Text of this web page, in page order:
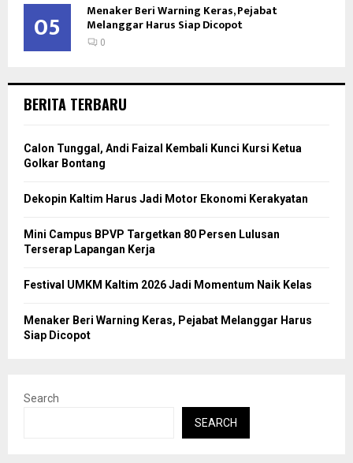
05 Menaker Beri Warning Keras, Pejabat
Melanggar Harus Siap Dicopot
0
BERITA TERBARU
Calon Tunggal, Andi Faizal Kembali Kunci Kursi Ketua
Golkar Bontang
Dekopin Kaltim Harus Jadi Motor Ekonomi Kerakyatan
Mini Campus BPVP Targetkan 80 Persen Lulusan
Terserap Lapangan Kerja
Festival UMKM Kaltim 2026 Jadi Momentum Naik Kelas
Menaker Beri Warning Keras, Pejabat Melanggar Harus
Siap Dicopot
Search
SEARCH